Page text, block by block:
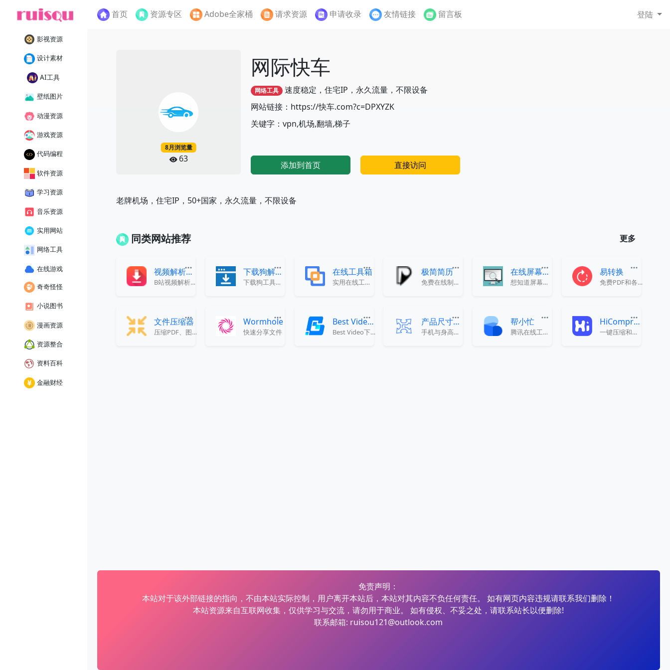
首页 资源专区 Adobe全家桶 请求资源 申请收录 友情链接 留言板 登陆
影视资源
设计素材
AI工具
壁纸图片
动漫资源
游戏资源
代码编程
软件资源
学习资源
音乐资源
实用网站
网络工具
在线游戏
奇奇怪怪
小说图书
漫画资源
资源整合
资料百科
金融财经
8月浏览量
63
网际快车
网络工具 速度稳定，住宅IP，永久流量，不限设备
网站链接：https://快车.com?c=DPXYZK
关键字：vpn,机场,翻墙,梯子
添加到首页 直接访问
老牌机场，住宅IP，50+国家，永久流量，不限设备
同类网站推荐 更多
视频解析下载
B站视频解析下载
下载狗解析工具
下载狗工具支持全网100+主流网站视频无水印下载!电脑，平板，手机都可以在线使用，帮助我们解决问题。
在线工具箱
实用在线工具箱
极简简历
免费在线制作简历，可导出多种格式
在线屏幕检测
想知道屏幕是否有缺陷？在线给显示器做个体检吧！
易转换
免费PDF和各种文件转换工具
文件压缩器
压缩PDF、图像和视频而不会降低质量
Wormhole
快速分享文件
Best Video视频下载器
Best Video下载器是一款功能强大且免费的视频解析下载工具，支持全球100+热门视频平台视频高清无水印下载，包括哔哩哔哩、抖音、快手、微博、小红书、TikTok、YouTube等。
产品尺寸与身高对比图工具
手机与身高尺寸对比图：并排比较 iPhone 与主流安卓、真人与动漫角色身高，数据可核对，并可一键进入可视化画布。
帮小忙
腾讯在线工具箱平台
HiCompress
一键压缩和转换图片
免责声明：
本站对于该外部链接的指向，不由本站实际控制，用户离开本站后，本站对其内容不负任何责任。 如有网页内容违规请联系我们删除！
本站资源来自互联网收集，仅供学习与交流，请勿用于商业。 如有侵权、不妥之处，请联系站长以便删除!
联系邮箱: ruisou121@outlook.com